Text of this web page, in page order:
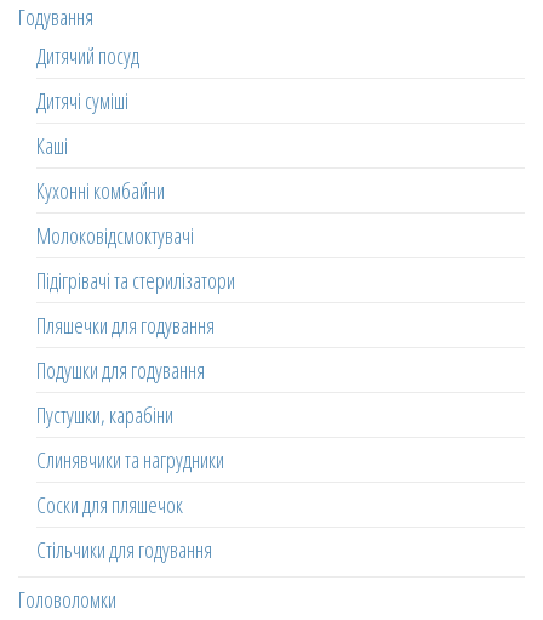
Годування
Дитячий посуд
Дитячі суміші
Каші
Кухонні комбайни
Молоковідсмоктувачі
Підігрівачі та стерилізатори
Пляшечки для годування
Подушки для годування
Пустушки, карабіни
Слинявчики та нагрудники
Соски для пляшечок
Стільчики для годування
Головоломки